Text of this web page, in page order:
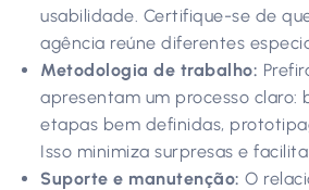
usabilidade. Certifique-se de
agência reúne diferentes
Metodologia de trabalho:
apresentam um processo claro:
etapas bem definidas,
Isso minimiza surpresas e facilita
Suporte e manutenção: O